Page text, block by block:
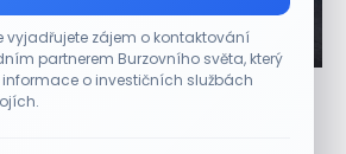
vyjadřujete zájem o kontaktování
partnerem Burzovního světa, který
o investičních službách
tržeb, objem prodejů
7,5 %